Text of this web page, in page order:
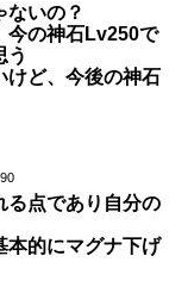
ないの？
今の神石Lv250で
う
けど、今後の神石
る点であり自分の
本的にマグナ下げ